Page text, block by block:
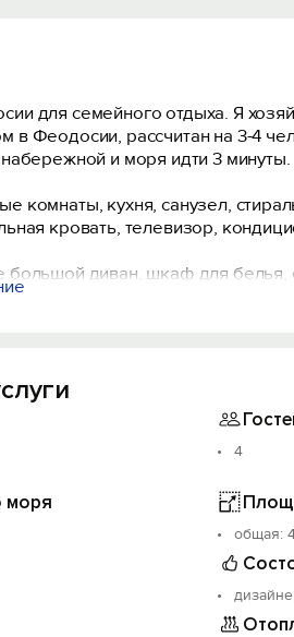
для семейного отдыха. Я
в Феодосии, рассчитан на 3-4
и моря идти 3 минуты.
комнаты, кухня, санузел,
кровать, телевизор,
большой диван, шкаф для белья,
и микроволновка.
данному дому. На территории
4
моря
oбщая: